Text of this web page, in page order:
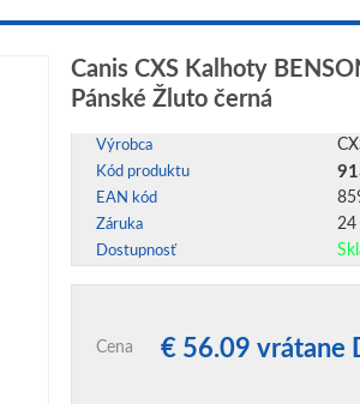
Canis CXS Kalhoty
Pánské Žluto černá
Výrobca
Kód produktu
EAN kód
Záruka 24
Dostupnosť
Cena € 56.09 vrátane